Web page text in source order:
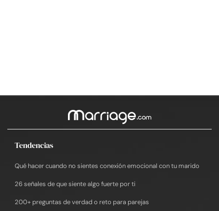
Tendencias
Qué hacer cuando no sientes conexión emocional con tu marido
26 señales de que siente algo fuerte por ti
200+ preguntas de verdad o reto para parejas